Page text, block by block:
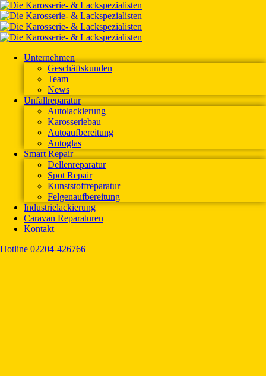
Unternehmen
Geschäftskunden
Team
News
Unfallreparatur
Autolackierung
Karosseriebau
Autoaufbereitung
Autoglas
Smart Repair
Dellenreparatur
Spot Repair
Kunststoffreparatur
Felgenaufbereitung
Industrielackierung
Caravan Reparaturen
Kontakt
Hotline 02204-426766